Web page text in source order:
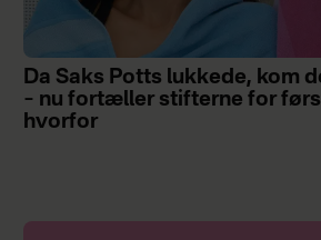
Da Saks Potts lukkede, kom
– nu fortæller stifterne for
hvorfor